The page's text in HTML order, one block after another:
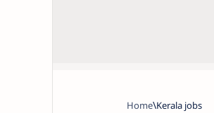
Home Kerala jobs